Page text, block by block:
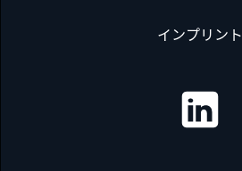
インプリント